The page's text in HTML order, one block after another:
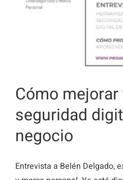
Cómo mejorar
seguridad
negocio
Entrevista a Belén Delgado,